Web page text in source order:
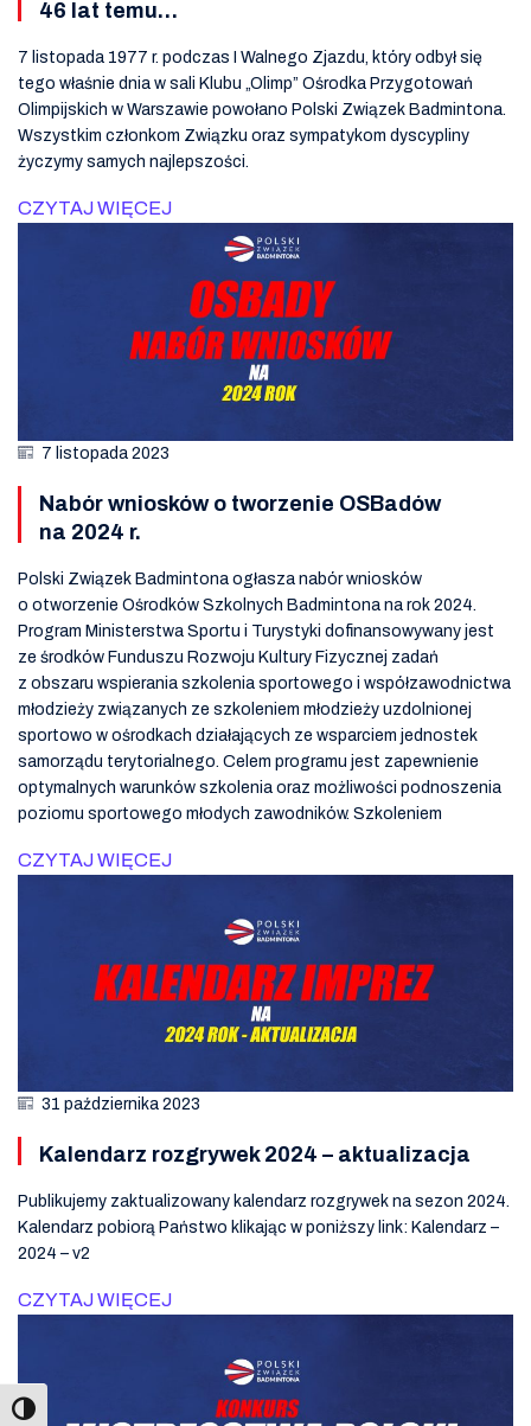
46 lat temu…
7 listopada 1977 r. podczas I Walnego Zjazdu, który odbył się
tego właśnie dnia w sali Klubu „Olimp” Ośrodka Przygotowań
Olimpijskich w Warszawie powołano Polski Związek Badmintona.
Wszystkim członkom Związku oraz sympatykom dyscypliny
życzymy samych najlepszości.
CZYTAJ WIĘCEJ
7 listopada 2023
Nabór wniosków o tworzenie OSBadów
na 2024 r.
Polski Związek Badmintona ogłasza nabór wniosków
o otworzenie Ośrodków Szkolnych Badmintona na rok 2024.
Program Ministerstwa Sportu i Turystyki dofinansowywany jest
ze środków Funduszu Rozwoju Kultury Fizycznej zadań
z obszaru wspierania szkolenia sportowego i współzawodnictwa
młodzieży związanych ze szkoleniem młodzieży uzdolnionej
sportowo w ośrodkach działających ze wsparciem jednostek
samorządu terytorialnego. Celem programu jest zapewnienie
optymalnych warunków szkolenia oraz możliwości podnoszenia
poziomu sportowego młodych zawodników. Szkoleniem
CZYTAJ WIĘCEJ
31 października 2023
Kalendarz rozgrywek 2024 – aktualizacja
Publikujemy zaktualizowany kalendarz rozgrywek na sezon 2024.
Kalendarz pobiorą Państwo klikając w poniższy link: Kalendarz –
2024 – v2
CZYTAJ WIĘCEJ